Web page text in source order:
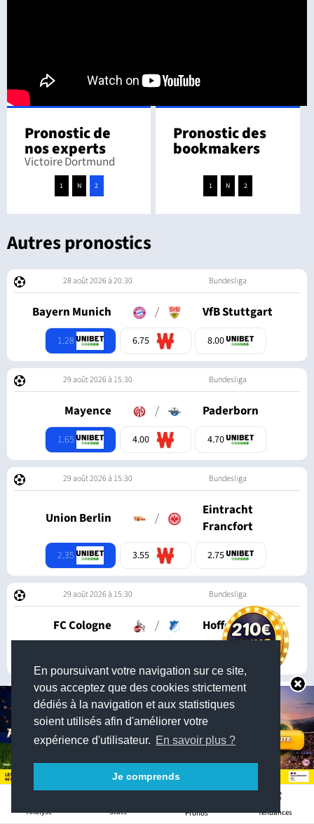
En poursuivant votre navigation sur ce site,
vous acceptez que des cookies strictement
dédiés à la navigation et aux statistiques
soient utilisés afin d'améliorer votre
expérience d'utilisateur. En savoir plus ?
Je comprends
Analyse Stats Pronos Tendances
Pronostic de
nos experts
Victoire Dortmund
1 N 2
Pronostic des
bookmakers
1 N 2
Autres pronostics
28 août 2026 à 20:30 Bundesliga
Bayern Munich / VfB Stuttgart
1.28 6.75 8.00
29 août 2026 à 15:30 Bundesliga
Mayence / Paderborn
1.65 4.00 4.70
29 août 2026 à 15:30 Bundesliga
Union Berlin /
Eintracht
Francfort
2.35 3.55 2.75
29 août 2026 à 15:30 Bundesliga
FC Cologne / Hoffenheim
29 août 2026 à 15:30 Bundesliga
RasenBallsport
Leipzig
/ M Gladbach